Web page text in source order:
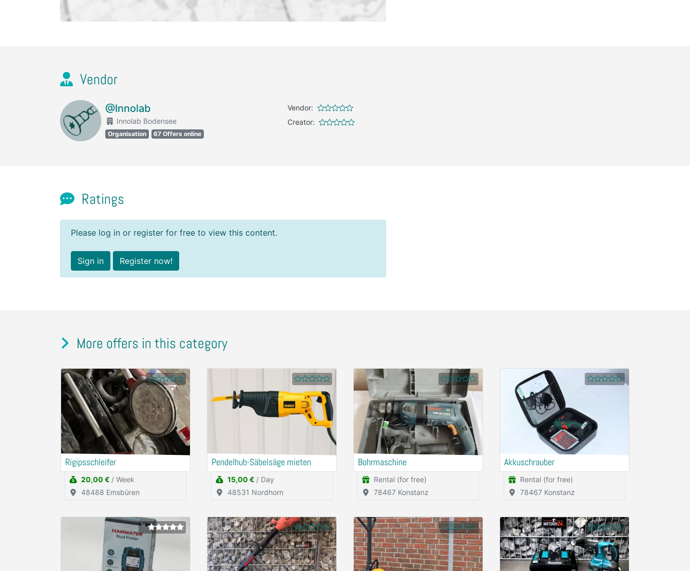
Vendor
@Innolab
Innolab Bodensee
Organisation 67 Offers online
Vendor:
Creator:
Ratings
Please log in or register for free to view this content.
Sign in Register now!
More offers in this category
Rigipsschleifer
20,00 € / Week
48488 Emsbüren
Pendelhub-Säbelsäge mieten
15,00 € / Day
48531 Nordhorn
Bohrmaschine
Rental (for free)
78467 Konstanz
Akkuschrauber
Rental (for free)
78467 Konstanz
1x